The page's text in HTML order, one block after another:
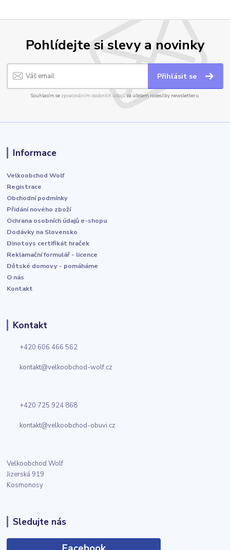
Pohlídejte si slevy a novinky
Přihlásit se
Souhlasím se zpracováním osobních údajůza účelem rozesílky newsletteru.
Informace
Velkoobchod Wolf
Registrace
Obchodní podmínky
Přidání nového zboží
Ochrana osobních údajů e-shopu
Dodávky na Slovensko
Dinotoys certifikát hraček
Reklamační formulář - licence
Dětské domovy - pomáháme
O nás
Kontakt
Kontakt
+420 606 466 562
kontakt@velkoobchod-wolf.cz
+420 725 924 868
kontakt@velkoobchod-obuvi.cz
Velkoobchod Wolf
Jizerská 919
Kosmonosy
Sledujte nás